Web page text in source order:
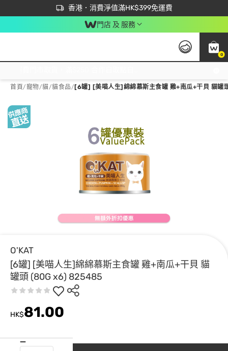
香港．消費淨值滿HK$399免運費
立即成為易賞錢會員盡享獨家優惠
首次APP下單買滿$450 輸入 NEWAPP 即減$50
門店 及 服務
0
首頁/寵物/貓/貓食品/ [6罐] [美喵人生]綿綿慕斯主食罐 雞+南瓜+干貝 貓
O'KAT
[6罐] [美喵人生]綿綿慕斯主食罐 雞+南瓜+干貝 貓
罐頭 (80G x6) 825485
HK$81.00